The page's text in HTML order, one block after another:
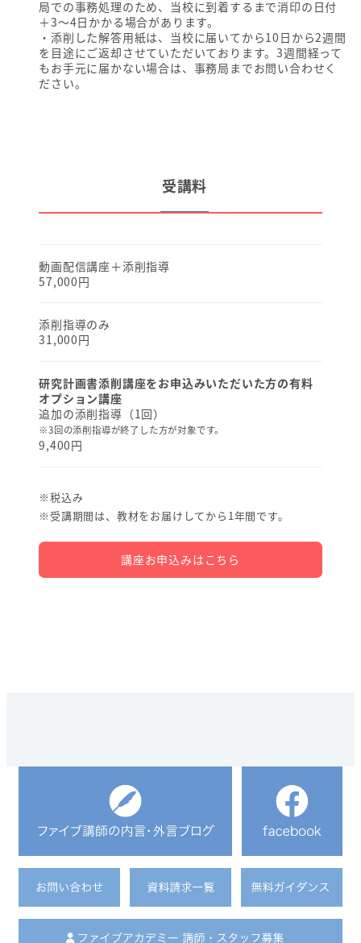
局での事務処理のため、当校に到着するまで消印の日付
＋3～4日かかる場合があります。
・添削した解答用紙は、当校に届いてから10日から2週間
を目途にご返却させていただいております。3週間経って
もお手元に届かない場合は、事務局までお問い合わせく
ださい。
受講料
動画配信講座＋添削指導
57,000円
添削指導のみ
31,000円
研究計画書添削講座をお申込みいただいた方の有料
オプション講座
追加の添削指導（1回）
※3回の添削指導が終了した方が対象です。
9,400円
※税込み
※受講期間は、教材をお届けしてから1年間です。
講座お申込みはこちら